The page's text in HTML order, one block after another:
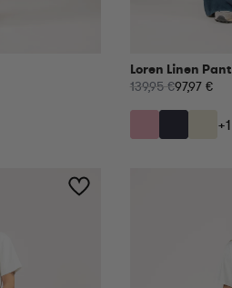
Loren Linen Pant
139,95 €97,97 €
+1